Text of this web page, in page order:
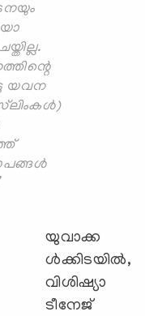
യവന
യുവാക്ക
ള്‍ക്കിടയില്‍,
വിശിഷ്യാ
ടീനേജ്